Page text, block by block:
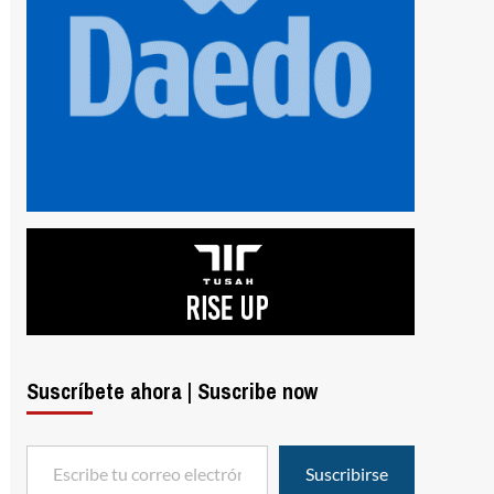
Suscríbete ahora | Suscribe now
Escribe tu correo electrónico…
Suscribirse